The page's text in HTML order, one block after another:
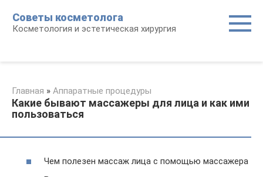
контенту
Советы косметолога
Косметология и эстетическая хирургия
Главная » Аппаратные процедуры
Какие бывают массажеры для лица и как ими
пользоваться
Чем полезен массаж лица с помощью массажера